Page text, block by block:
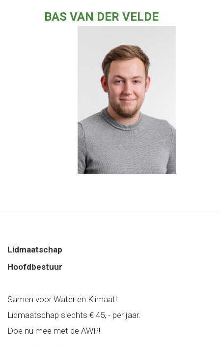
BAS VAN DER VELDE
Lidmaatschap
Hoofdbestuur
Samen voor Water en Klimaat!
Lidmaatschap slechts € 45, - per jaar.
Doe nu mee met de AWP!